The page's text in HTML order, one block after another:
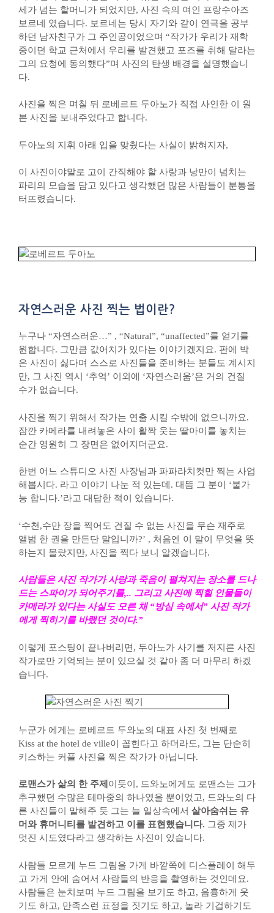
세가 넘는 할머니가 되었지만, 사진 속의 여인 프랑수아즈
보르네 였습니다. 보르네는 당시 자기와 같이 연극을 공부
하던 남자친구가 그 주인공이었으며 “작가가 우리가 재학
중이던 학교 근처에서 우리를 발견했고 포즈를 취해 달라는
그의 요청에 동의했다”며 사진의 탄생 배경을 설명했습니
다.
사진을 찍은 며칠 뒤 로베르트 두아노가 직접 사인한 이 원
본 사진을 보내주었다고 합니다.
두아노의 지휘 아래 입을 맞췄다는 사실이 밝혀지자,
이 사진이야말로 고이 간직해야 할 사랑과 낭만이 넘치는
파리의 모습을 담고 있다고 생각했던 많은 사람들이 분통을
터뜨렸습니다.
자연스러운 사진 찍는 법이란?
누구나 “자연스러운…” , “Natural”, “unaffected”를 얻기를
원합니다. 그만큼 값어치가 있다는 이야기겠지요. 판에 박
은 사진이 싫다며 스스로 사진들을 준비하는 분들도 계시지
만, 그 사진 역시 ‘추억’ 이외에 ‘자연스러움’은 거의 건질
수가 없습니다.
사진을 찍기 위해서 작가는 연출 시킬 수밖에 없으니까요.
잠깐 카메라를 내려놓은 사이 활짝 웃는 딸아이를 놓치는
순간 영원히 그 장면은 없어지더군요.
한번 어느 스튜디오 사진 사장님과 파파라치컷만 찍는 사업
해봅시다. 라고 이야기 나눈 적 있는데. 대뜸 그 분이 ‘불가
능 합니다.’라고 대답한 적이 있습니다.
‘수천,수만 장을 찍어도 건질 수 없는 사진을 무슨 재주로
앨범 한 권을 만든단 말입니까?’ , 처음엔 이 말이 무엇을 뜻
하는지 몰랐지만, 사진을 찍다 보니 알겠습니다.
사람들은 사진 작가가 사랑과 죽음이 펼쳐지는 장소를 드나
드는 스파이가 되어주기를,.. 그리고 사진에 찍힐 인물들이
카메라가 있다는 사실도 모른 채 “방심 속에서” 사진 작가
에게 찍히기를 바랬던 것이다.”
이렇게 포스팅이 끝나버리면, 두아노가 사기를 저지른 사진
작가로만 기억되는 분이 있으실 것 같아 좀 더 마무리 하겠
습니다.
누군가 에게는 로베르트 두와노의 대표 사진 첫 번째로
Kiss at the hotel de ville이 꼽힌다고 하더라도, 그는 단순히
키스하는 커플 사진을 찍은 작가가 아닙니다.
로맨스가 삶의 한 주제 이듯이, 드와노에게도 로맨스는 그가
추구했던 수많은 테마중의 하나였을 뿐이었고, 드와노의 다
른 사진들이 말해주 듯 그는 늘 일상속에서 살아숨쉬는 유
머와 휴머니티를 발견하고 이를 표현했습니다. 그중 제가
멋진 시도였다라고 생각하는 사진이 있습니다.
사람들 모르게 누드 그림을 가게 바깥쪽에 디스플레이 해두
고 가게 안에 숨어서 사람들의 반응을 촬영하는 것인데요.
사람들은 눈치보며 누드 그림을 보기도 하고, 음흉하게 웃
기도 하고, 만족스런 표정을 짓기도 하고, 놀라 기겁하기도